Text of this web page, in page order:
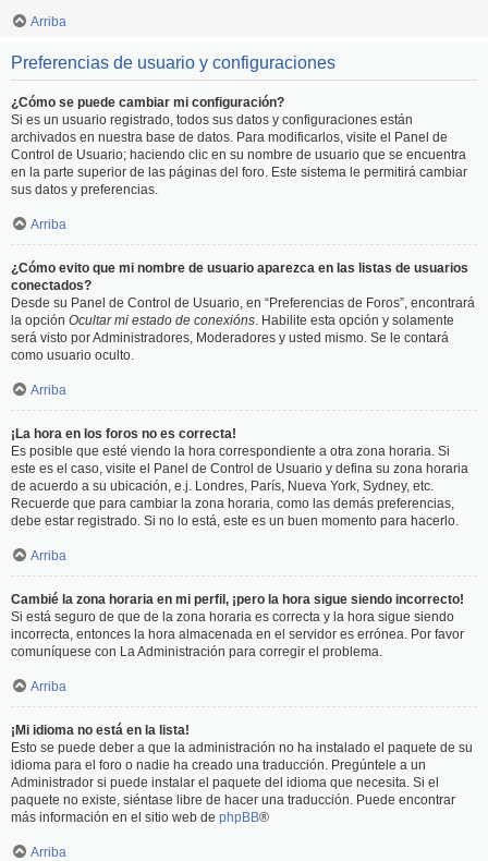
Arriba
Preferencias de usuario y configuraciones
¿Cómo se puede cambiar mi configuración?
Si es un usuario registrado, todos sus datos y configuraciones están
archivados en nuestra base de datos. Para modificarlos, visite el Panel de
Control de Usuario; haciendo clic en su nombre de usuario que se encuentra
en la parte superior de las páginas del foro. Este sistema le permitirá cambiar
sus datos y preferencias.
Arriba
¿Cómo evito que mi nombre de usuario aparezca en las listas de usuarios
conectados?
Desde su Panel de Control de Usuario, en “Preferencias de Foros”, encontrará
la opción Ocultar mi estado de conexións. Habilite esta opción y solamente
será visto por Administradores, Moderadores y usted mismo. Se le contará
como usuario oculto.
Arriba
¡La hora en los foros no es correcta!
Es posible que esté viendo la hora correspondiente a otra zona horaria. Si
este es el caso, visite el Panel de Control de Usuario y defina su zona horaria
de acuerdo a su ubicación, e.j. Londres, París, Nueva York, Sydney, etc.
Recuerde que para cambiar la zona horaria, como las demás preferencias,
debe estar registrado. Si no lo está, este es un buen momento para hacerlo.
Arriba
Cambié la zona horaria en mi perfil, ¡pero la hora sigue siendo incorrecto!
Si está seguro de que de la zona horaria es correcta y la hora sigue siendo
incorrecta, entonces la hora almacenada en el servidor es errónea. Por favor
comuníquese con La Administración para corregir el problema.
Arriba
¡Mi idioma no está en la lista!
Esto se puede deber a que la administración no ha instalado el paquete de su
idioma para el foro o nadie ha creado una traducción. Pregúntele a un
Administrador si puede instalar el paquete del idioma que necesita. Si el
paquete no existe, siéntase libre de hacer una traducción. Puede encontrar
más información en el sitio web de phpBB®
Arriba